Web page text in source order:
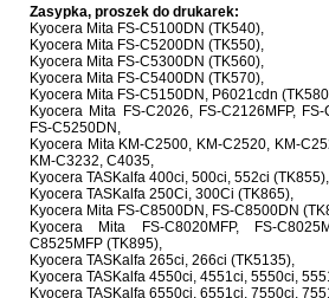
Zasypka, proszek do drukarek:
Kyocera Mita FS-C5100DN (TK540),
Kyocera Mita FS-C5200DN (TK550),
Kyocera Mita FS-C5300DN (TK560),
Kyocera Mita FS-C5400DN (TK570),
Kyocera Mita FS-C5150DN, P6021cdn
Kyocera Mita FS-C2026, FS-C2126MFP, FS-
FS-C5250DN,
Kyocera Mita KM-C2500, KM-C2520, KM-
KM-C3232, C4035,
Kyocera TASKalfa 400ci, 500ci, 552ci (TK855),
Kyocera TASKalfa 250Ci, 300Ci (TK865),
Kyocera Mita FS-C8500DN, FS-C8500DN
Kyocera Mita FS-C8020MFP, FS-
C8525MFP (TK895),
Kyocera TASKalfa 265ci, 266ci (TK5135),
Kyocera TASKalfa 4550ci, 4551ci, 5550ci,
Kyocera TASKalfa 6550ci, 6551ci, 7550ci,